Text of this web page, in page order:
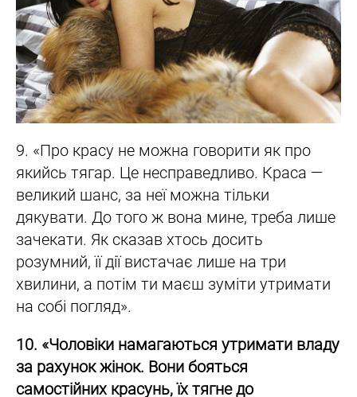
9. «Про красу не можна говорити як про
якийсь тягар. Це несправедливо. Краса —
великий шанс, за неї можна тільки
дякувати. До того ж вона мине, треба лише
зачекати. Як сказав хтось досить
розумний, її дії вистачає лише на три
хвилини, а потім ти маєш зуміти утримати
на собі погляд».
10. «Чоловіки намагаються утримати владу
за рахунок жінок. Вони бояться
самостійних красунь, їх тягне до